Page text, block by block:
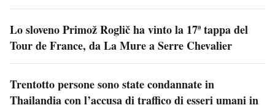
Lo sloveno Primož Roglič ha vinto la 17ª tappa del
Tour de France, da La Mure a Serre Chevalier
Trentotto persone sono state condannate in
Thailandia con l’accusa di traffico di esseri umani in